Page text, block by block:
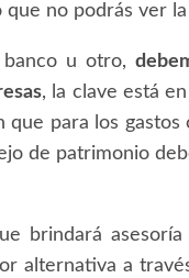
no podrás ver
u otro,
, la clave está
para los
de patrimonio
brindará
alternativa a